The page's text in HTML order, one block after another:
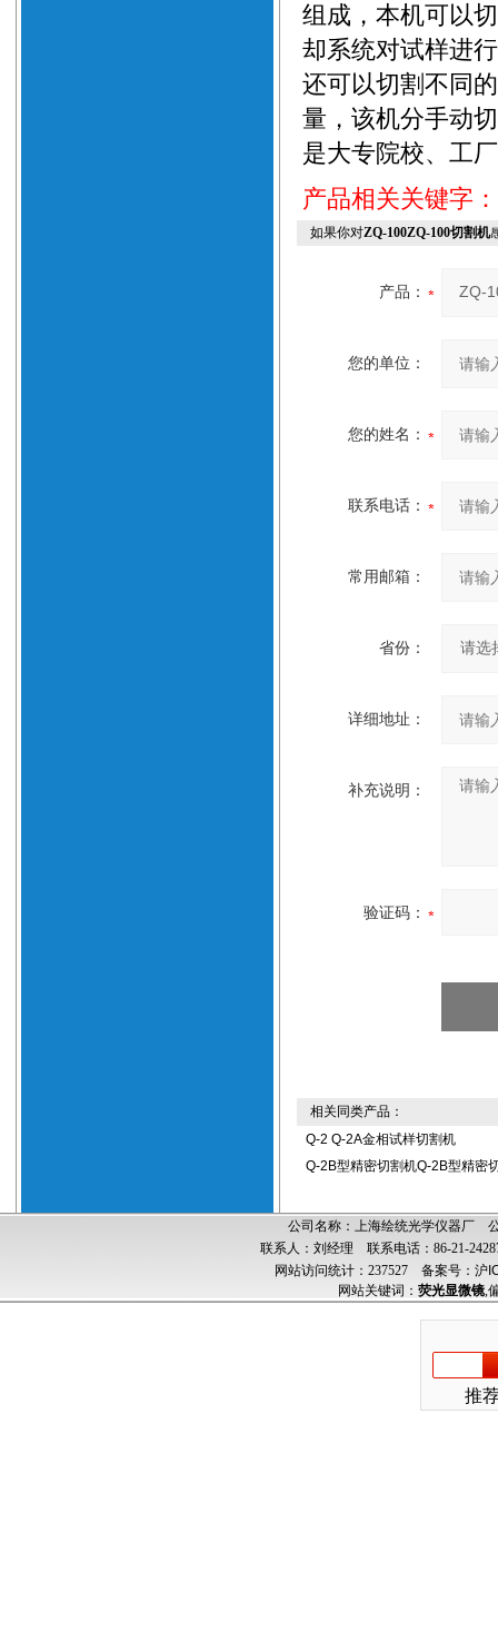
组成，本机可以
却系统对试样进
还可以切割不同
量，该机分手动
是大专院校、工
产品相关关键字
如果你对ZQ-100ZQ-100切割机
产品：
您的单位：
您的姓名：
联系电话：
常用邮箱：
省份：
详细地址：
补充说明：
验证码：
相关同类产品：
Q-2 Q-2A金相试样切割机
Q-2B型精密切割机Q-2B型精密
公司名称：上海绘统光学仪器厂
联系人：刘经理 联系电话：86-21-
网站访问统计：237527 备案号：沪
网站关键词： 荧光显微镜,
推